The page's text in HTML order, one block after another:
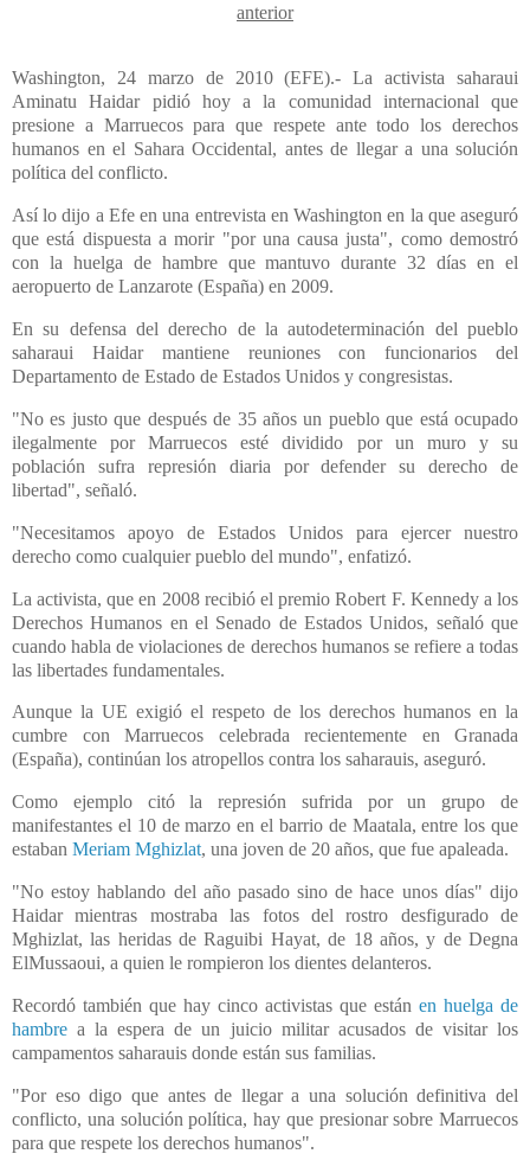
anterior
Washington, 24 marzo de 2010 (EFE).- La activista saharaui
Aminatu Haidar pidió hoy a la comunidad internacional que
presione a Marruecos para que respete ante todo los derechos
humanos en el Sahara Occidental, antes de llegar a una solución
política del conflicto.
Así lo dijo a Efe en una entrevista en Washington en la que aseguró
que está dispuesta a morir "por una causa justa", como demostró
con la huelga de hambre que mantuvo durante 32 días en el
aeropuerto de Lanzarote (España) en 2009.
En su defensa del derecho de la autodeterminación del pueblo
saharaui Haidar mantiene reuniones con funcionarios del
Departamento de Estado de Estados Unidos y congresistas.
"No es justo que después de 35 años un pueblo que está ocupado
ilegalmente por Marruecos esté dividido por un muro y su
población sufra represión diaria por defender su derecho de
libertad", señaló.
"Necesitamos apoyo de Estados Unidos para ejercer nuestro
derecho como cualquier pueblo del mundo", enfatizó.
La activista, que en 2008 recibió el premio Robert F. Kennedy a los
Derechos Humanos en el Senado de Estados Unidos, señaló que
cuando habla de violaciones de derechos humanos se refiere a todas
las libertades fundamentales.
Aunque la UE exigió el respeto de los derechos humanos en la
cumbre con Marruecos celebrada recientemente en Granada
(España), continúan los atropellos contra los saharauis, aseguró.
Como ejemplo citó la represión sufrida por un grupo de
manifestantes el 10 de marzo en el barrio de Maatala, entre los que
estaban Meriam Mghizlat, una joven de 20 años, que fue apaleada.
"No estoy hablando del año pasado sino de hace unos días" dijo
Haidar mientras mostraba las fotos del rostro desfigurado de
Mghizlat, las heridas de Raguibi Hayat, de 18 años, y de Degna
ElMussaoui, a quien le rompieron los dientes delanteros.
Recordó también que hay cinco activistas que están en huelga de
hambre a la espera de un juicio militar acusados de visitar los
campamentos saharauis donde están sus familias.
"Por eso digo que antes de llegar a una solución definitiva del
conflicto, una solución política, hay que presionar sobre Marruecos
para que respete los derechos humanos".